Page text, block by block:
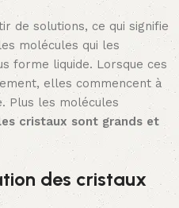
de solutions, ce qui signifie
molécules qui les
forme liquide. Lorsque ces
elles commencent à
Plus les molécules
cristaux sont grands et
des cristaux